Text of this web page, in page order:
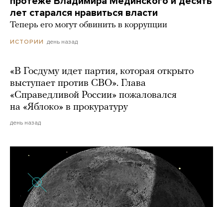
лет старался нравиться власти
Теперь его могут обвинить в коррупции
ИСТОРИИ день назад
«В Госдуму идет партия, которая открыто
выступает против СВО». Глава
«Справедливой России» пожаловался
на «Яблоко» в прокуратуру
день назад